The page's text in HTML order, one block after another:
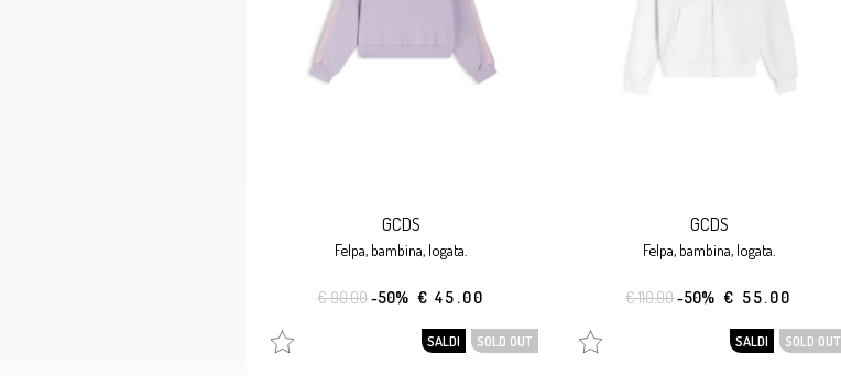
GCDS
felpa, bambina, logata.
€ 90.00-50% € 45.00
GCDS
felpa, bambina, logata.
€ 110.00-50% € 55.00
SALDI SOLD OUT SALDI SOLD OUT